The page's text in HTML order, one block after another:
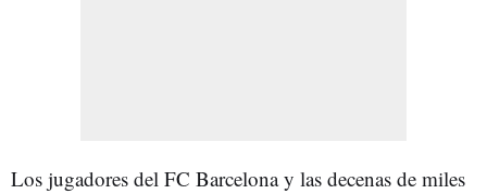
Los jugadores del FC Barcelona y las decenas de miles